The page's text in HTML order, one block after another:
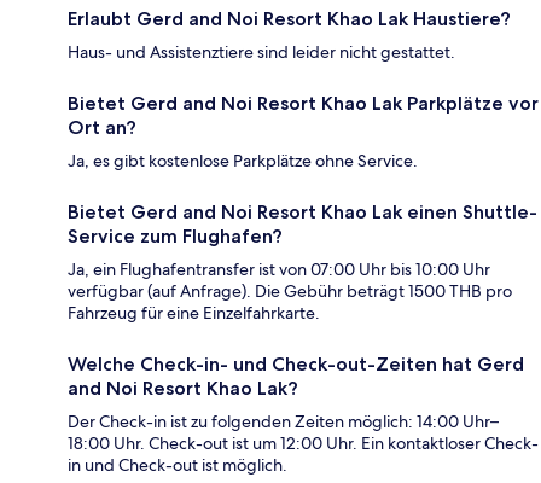
Erlaubt Gerd and Noi Resort Khao Lak Haustiere?
Haus- und Assistenztiere sind leider nicht gestattet.
Bietet Gerd and Noi Resort Khao Lak Parkplätze vor
Ort an?
Ja, es gibt kostenlose Parkplätze ohne Service.
Bietet Gerd and Noi Resort Khao Lak einen Shuttle-
Service zum Flughafen?
Ja, ein Flughafentransfer ist von 07:00 Uhr bis 10:00 Uhr
verfügbar (auf Anfrage). Die Gebühr beträgt 1500 THB pro
Fahrzeug für eine Einzelfahrkarte.
Welche Check-in- und Check-out-Zeiten hat Gerd
and Noi Resort Khao Lak?
Der Check-in ist zu folgenden Zeiten möglich: 14:00 Uhr–
18:00 Uhr. Check-out ist um 12:00 Uhr. Ein kontaktloser Check-
in und Check-out ist möglich.